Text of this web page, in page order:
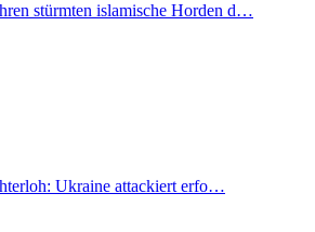
stürmten islamische Horden d…
Ukraine attackiert erfo…